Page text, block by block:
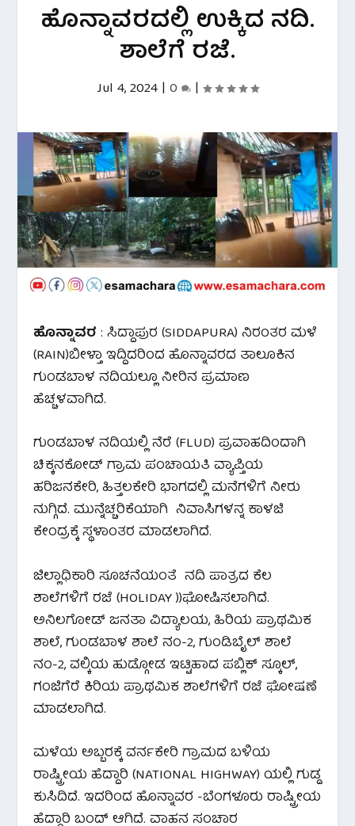
ಹೊನ್ನಾವರದಲ್ಲಿ ಉಕ್ಕಿದ ನದಿ.
ಶಾಲೆಗೆ ರಜೆ.
Jul 4, 2024 | 0 |
ಹೊನ್ನಾವರ : ಸಿದ್ದಾಪುರ (SIDDAPURA) ನಿರಂತರ ಮಳೆ
(RAIN)ಬೀಳ್ತಾ ಇದ್ದಿದರಿಂದ ಹೊನ್ನಾವರದ ತಾಲೂಕಿನ
ಗುಂಡಬಾಳ ನದಿಯಲ್ಲೂ ನೀರಿನ ಪ್ರಮಾಣ
ಹೆಚ್ಚಳವಾಗಿದೆ.
ಗುಂಡಬಾಳ ನದಿಯಲ್ಲಿ ನೆರೆ (FLUD) ಪ್ರವಾಹದಿಂದಾಗಿ
ಚಿಕ್ಕನಕೋಡ್ ಗ್ರಾಮ ಪಂಚಾಯತಿ ವ್ಯಾಪ್ತಿಯ
ಹರಿಜನಕೇರಿ, ಹಿತ್ತಲಕೇರಿ ಭಾಗದಲ್ಲಿ ಮನೆಗಳಿಗೆ ನೀರು
ನುಗ್ಗಿದೆ. ಮುನ್ನೆಚ್ಚರಿಕೆಯಾಗಿ ನಿವಾಸಿಗಳನ್ನ ಕಾಳಜಿ
ಕೇಂದ್ರಕ್ಕೆ ಸ್ಥಳಾಂತರ ಮಾಡಲಾಗಿದೆ.
ಜಿಲ್ಲಾಧಿಕಾರಿ ಸೂಚನೆಯಂತೆ ನದಿ ಪಾತ್ರದ ಕೆಲ
ಶಾಲೆಗಳಿಗೆ ರಜೆ (HOLIDAY ))ಘೋಷಿಸಲಾಗಿದೆ.
ಅನಿಲಗೋಡ್ ಜನತಾ ವಿದ್ಯಾಲಯ, ಹಿರಿಯ ಪ್ರಾಥಮಿಕ
ಶಾಲೆ, ಗುಂಡಬಾಳ ಶಾಲೆ ನಂ-2, ಗುಂಡಿಬೈಲ್ ಶಾಲೆ
ನಂ-2, ವಲ್ಕಿಯ ಹುಡ್ಗೋಡ ಇಟ್ಟಿಹಾದ ಪಬ್ಲಿಕ್ ಸ್ಕೂಲ್,
ಗಂಜಿಗೆರೆ ಕಿರಿಯ ಪ್ರಾಥಮಿಕ ಶಾಲೆಗಳಿಗೆ ರಜೆ ಘೋಷಣೆ
ಮಾಡಲಾಗಿದೆ.
ಮಳೆಯ ಅಬ್ಬರಕ್ಕೆ ವರ್ನಕೇರಿ ಗ್ರಾಮದ ಬಳಿಯ
ರಾಷ್ಟ್ರೀಯ ಹೆದ್ದಾರಿ (NATIONAL HIGHWAY) ಯಲ್ಲಿ ಗುಡ್ಡ
ಕುಸಿದಿದೆ. ಇದರಿಂದ ಹೊನ್ನಾವರ -ಬೆಂಗಳೂರು ರಾಷ್ಟ್ರೀಯ
ಹೆದ್ದಾರಿ ಬಂದ್ ಆಗಿದೆ. ವಾಹನ ಸಂಚಾರ